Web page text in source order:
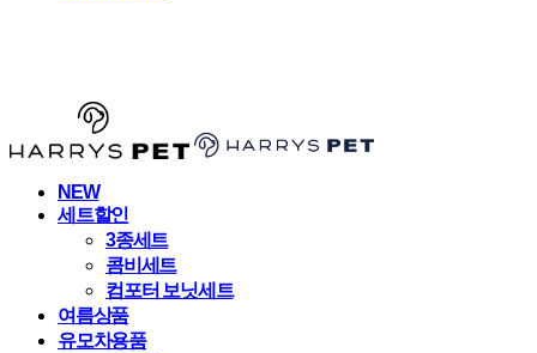
NEW
세트할인
3종세트
콤비세트
컴포터 보닛세트
여름상품
유모차용품